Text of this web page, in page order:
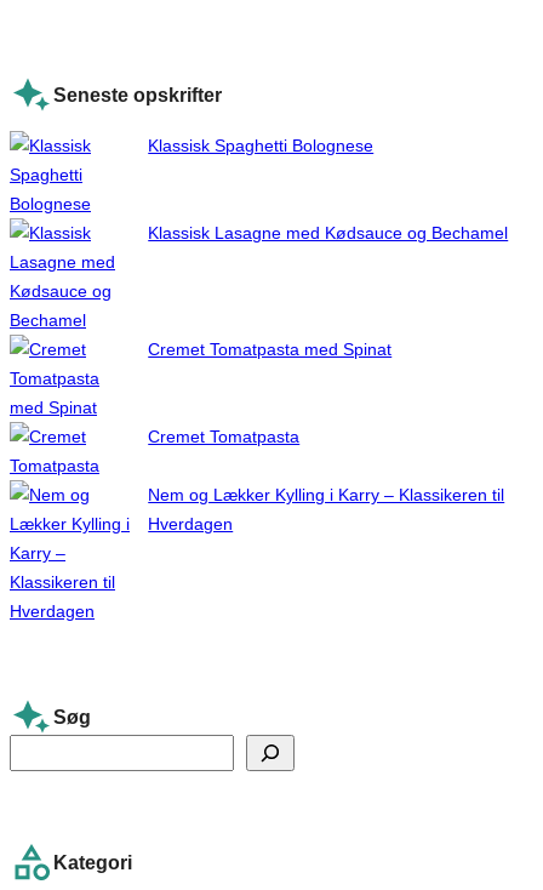
Seneste opskrifter
Klassisk Spaghetti Bolognese
Klassisk Lasagne med Kødsauce og Bechamel
Cremet Tomatpasta med Spinat
Cremet Tomatpasta
Nem og Lækker Kylling i Karry – Klassikeren til
Hverdagen
Søg
e
c
Kategori